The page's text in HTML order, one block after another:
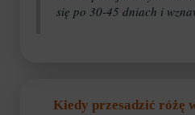
się po 30-45 dniach i
Kiedy przesadzić różę